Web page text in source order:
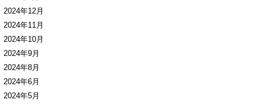
2024年12月
2024年11月
2024年10月
2024年9月
2024年8月
2024年6月
2024年5月